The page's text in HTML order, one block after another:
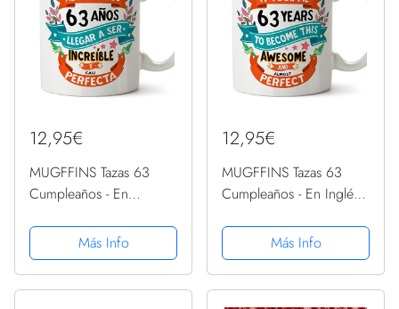
12,95€
MUGFFINS Tazas 63
Cumpleaños - En
63 años llegar a ser
increíble - 11 oz - Regalo
original y divertido
Más Info
12,95€
MUGFFINS Tazas 63
Cumpleaños - En Inglés -
become perfect - 11 oz -
Regalo original y
divertido
Más Info